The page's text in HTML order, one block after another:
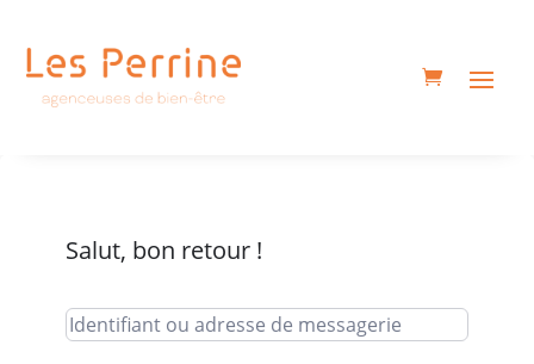
Salut, bon retour !